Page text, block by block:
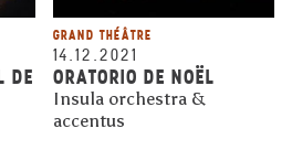
DE
GRAND THÉÂTRE
14.12.2021
ORATORIO DE NOËL
Insula orchestra &
accentus